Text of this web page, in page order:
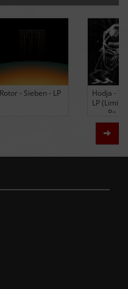
- LP
Hodja - The Band -
LP (Limited Edition